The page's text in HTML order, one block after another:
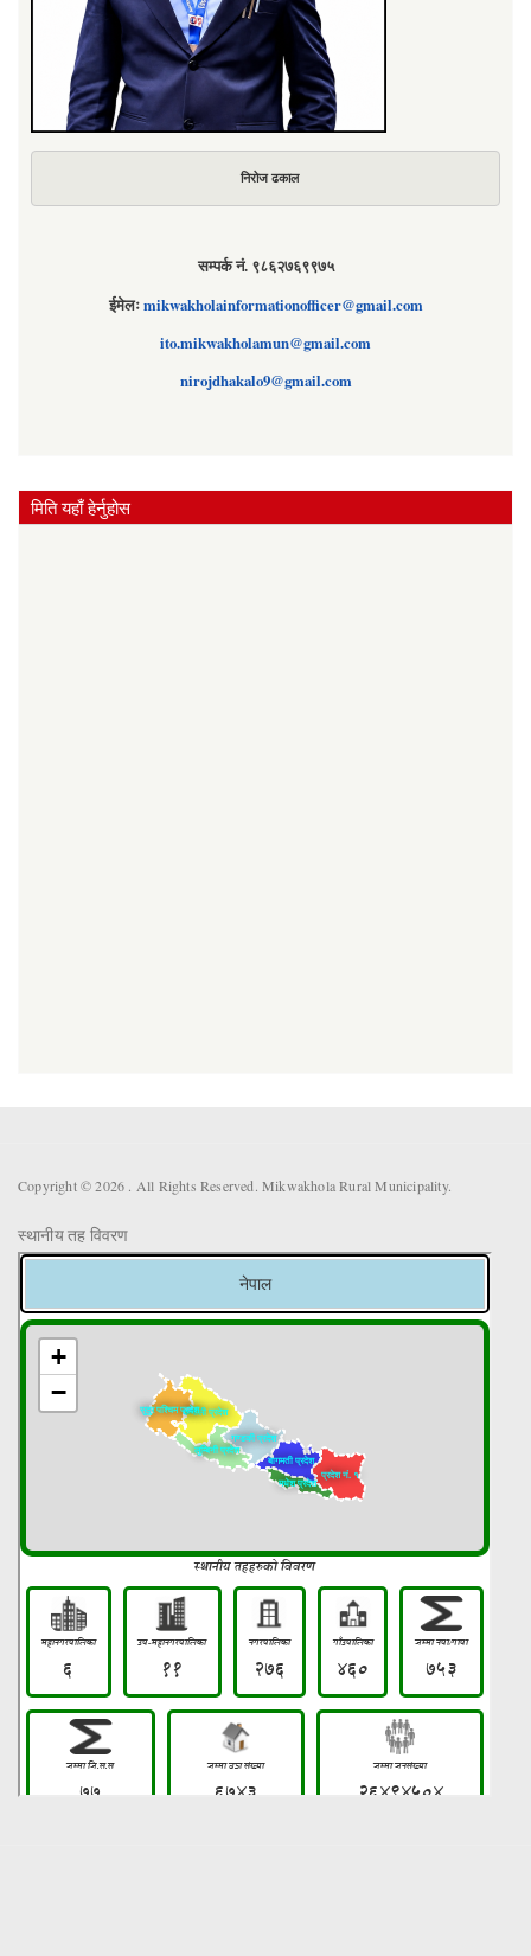
निरोज ढकाल
सम्पर्क नं. ९८६२७६९९७५
ईमेलःmikwakholainformationofficer@gmail.com
ito.mikwakholamun@gmail.com
nirojdhakalo9@gmail.com
मिति यहाँ हेर्नुहोस
Copyright © 2026 . All Rights Reserved. Mikwakhola Rural Municipality.
स्थानीय तह विवरण